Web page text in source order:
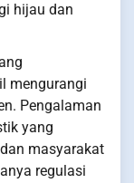
hijau dan
mengurangi
Pengalaman
yang
masyarakat
regulasi